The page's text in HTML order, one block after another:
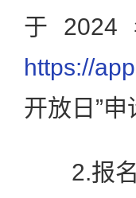
于
https://
开放日”申
2.报名